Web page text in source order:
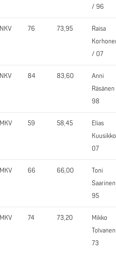
/ 96
NKV 76 73,95
Raisa
/ 07
NKV 84 83,60
Anni
98
MKV 59 58,45
Elias
07
MKV 66 66,00
Toni
95
MKV 74 73,20
Mikko
73